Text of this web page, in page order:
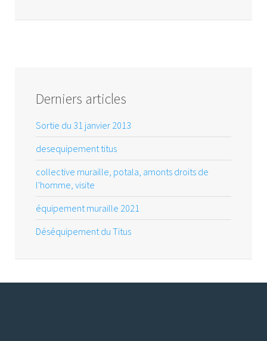
Derniers articles
Sortie du 31 janvier 2013
desequipement titus
collective muraille, potala, amonts droits de
l'homme, visite
équipement muraille 2021
Déséquipement du Titus